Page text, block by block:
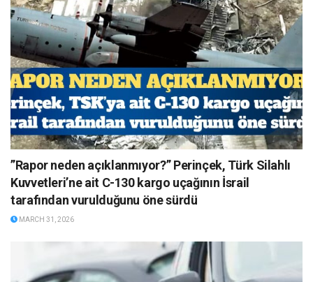
”Rapor neden açıklanmıyor?” Perinçek, Türk Silahlı
Kuvvetleri’ne ait C-130 kargo uçağının İsrail
tarafından vurulduğunu öne sürdü
MARCH 31, 2026